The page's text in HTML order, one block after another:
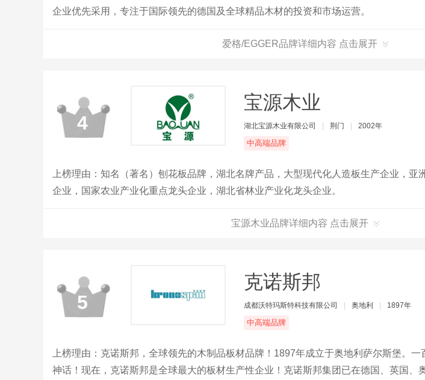
企业优先采用，专注于国际领先的德国及全球精品木材的投资和市场运营。
爱格/EGGER品牌详细内容 点击展开
4
宝源木业
湖北宝源木业有限公司 荆门 2002年
中高端品牌
上榜理由：知名（著名）刨花板品牌，湖北名牌产品，大型现代化人造板生产企业，亚
企业，国家农业产业化重点龙头企业，湖北省林业产业化龙头企业。
宝源木业品牌详细内容 点击展开
5
克诺斯邦
成都沃特玛斯特科技有限公司 奥地利 1897年
中高端品牌
上榜理由：克诺斯邦，全球领先的木制品板材品牌！1897年成立于奥地利萨尔斯堡。
神话！现在，克诺斯邦是全球最大的板材生产性企业！克诺斯邦集团已在德国、英国、